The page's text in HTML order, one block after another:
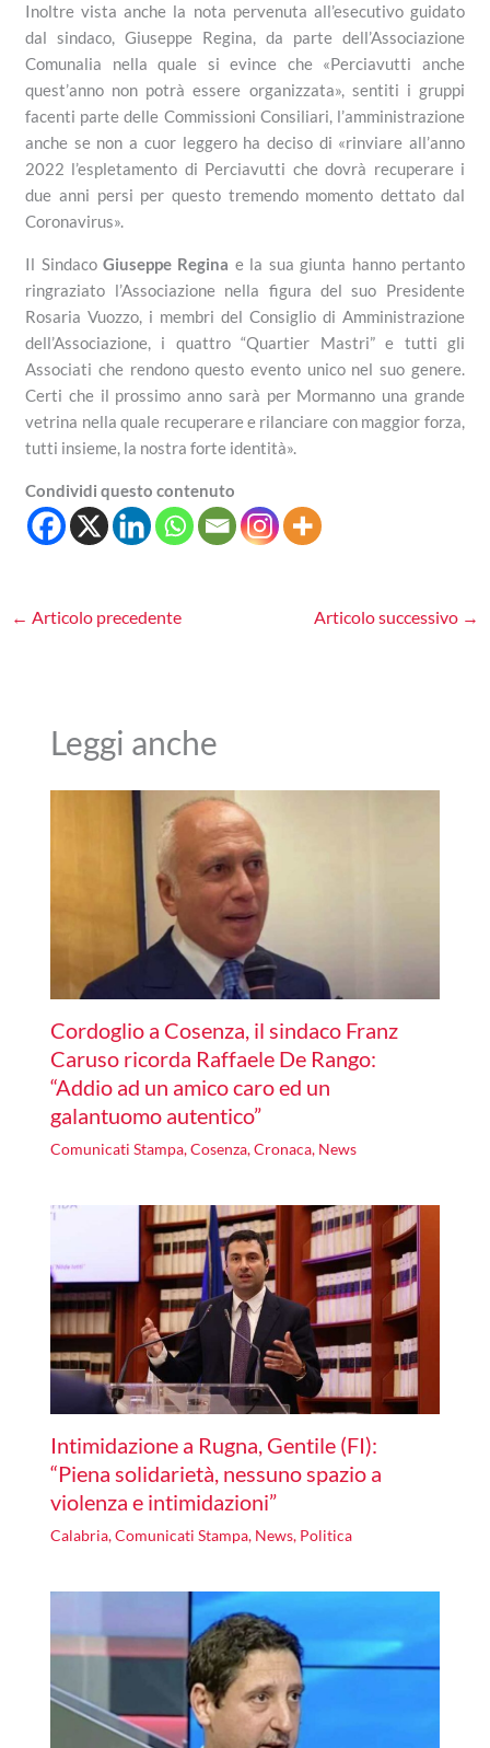
Inoltre vista anche la nota pervenuta all’esecutivo guidato
dal sindaco, Giuseppe Regina, da parte dell’Associazione
Comunalia nella quale si evince che «Perciavutti anche
quest’anno non potrà essere organizzata», sentiti i gruppi
facenti parte delle Commissioni Consiliari, l’amministrazione
anche se non a cuor leggero ha deciso di «rinviare all’anno
2022 l’espletamento di Perciavutti che dovrà recuperare i
due anni persi per questo tremendo momento dettato dal
Coronavirus».
Il Sindaco Giuseppe Regina e la sua giunta hanno pertanto
ringraziato l’Associazione nella figura del suo Presidente
Rosaria Vuozzo, i membri del Consiglio di Amministrazione
dell’Associazione, i quattro “Quartier Mastri” e tutti gli
Associati che rendono questo evento unico nel suo genere.
Certi che il prossimo anno sarà per Mormanno una grande
vetrina nella quale recuperare e rilanciare con maggior forza,
tutti insieme, la nostra forte identità».
Condividi questo contenuto
← Articolo precedente Articolo successivo →
Leggi anche
Cordoglio a Cosenza, il sindaco Franz
Caruso ricorda Raffaele De Rango:
“Addio ad un amico caro ed un
galantuomo autentico”
Comunicati Stampa,Cosenza,Cronaca, News
Intimidazione a Rugna, Gentile (FI):
“Piena solidarietà, nessuno spazio a
violenza e intimidazioni”
Calabria,Comunicati Stampa, News, Politica